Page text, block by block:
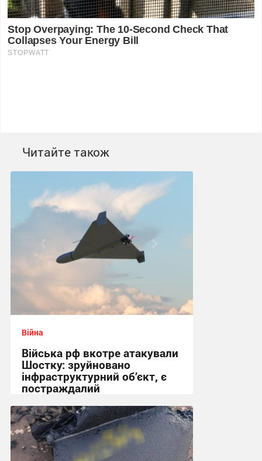
Читайте також
Війна
Війська рф вкотре атакували
Шостку: зруйновано
інфраструктурний об’єкт, є
постраждалий
18:50 вчора